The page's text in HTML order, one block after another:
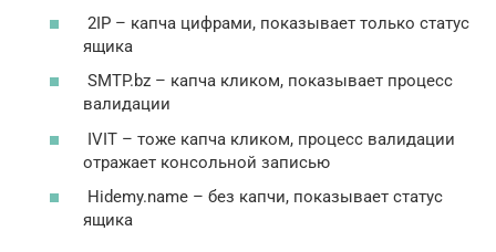
2IP – капча цифрами, показывает только статус
ящика
SMTP.bz – капча кликом, показывает процесс
валидации
IVIT – тоже капча кликом, процесс валидации
отражает консольной записью
Hidemy.name – без капчи, показывает статус
ящика